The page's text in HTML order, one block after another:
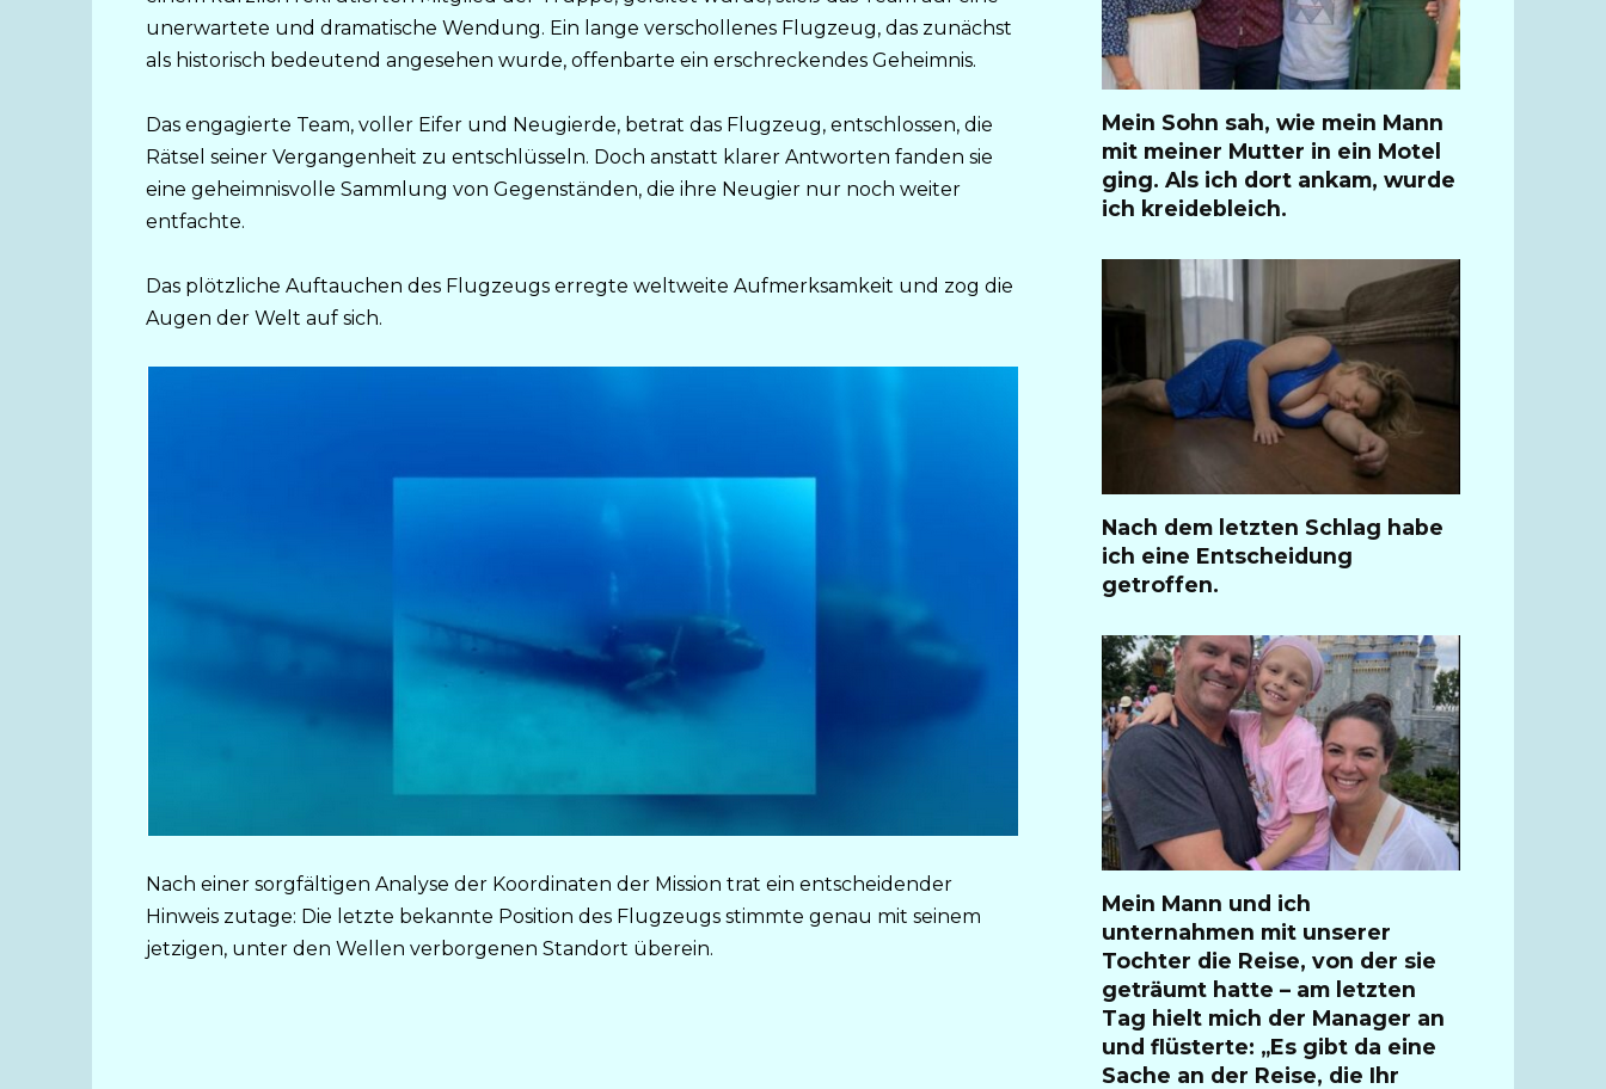
unerwartete und dramatische Wendung. Ein lange verschollenes Flugzeug, das zunächst
als historisch bedeutend angesehen wurde, offenbarte ein erschreckendes Geheimnis.
Das engagierte Team, voller Eifer und Neugierde, betrat das Flugzeug, entschlossen, die
Rätsel seiner Vergangenheit zu entschlüsseln. Doch anstatt klarer Antworten fanden sie
eine geheimnisvolle Sammlung von Gegenständen, die ihre Neugier nur noch weiter
entfachte.
Das plötzliche Auftauchen des Flugzeugs erregte weltweite Aufmerksamkeit und zog die
Augen der Welt auf sich.
Nach einer sorgfältigen Analyse der Koordinaten der Mission trat ein entscheidender
Hinweis zutage: Die letzte bekannte Position des Flugzeugs stimmte genau mit seinem
jetzigen, unter den Wellen verborgenen Standort überein.
Mein Sohn sah, wie mein Mann
mit meiner Mutter in ein Motel
ging. Als ich dort ankam, wurde
ich kreidebleich.
Nach dem letzten Schlag habe
ich eine Entscheidung
getroffen.
Mein Mann und ich
unternahmen mit unserer
Tochter die Reise, von der sie
geträumt hatte – am letzten
Tag hielt mich der Manager an
und flüsterte: „Es gibt da eine
Sache an der Reise, die Ihr